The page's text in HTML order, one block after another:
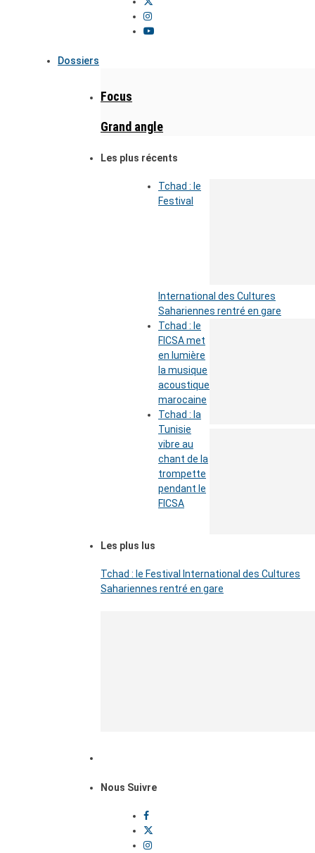
Dossiers
Focus
Grand angle
Les plus récents
Tchad : le
Festival
International des Cultures
Sahariennes rentré en gare
Tchad : le
FICSA met
en lumière
la musique
acoustique
marocaine
Tchad : la
Tunisie
vibre au
chant de la
trompette
pendant le
FICSA
Les plus lus
Tchad : le Festival International des Cultures
Sahariennes rentré en gare
Nous Suivre